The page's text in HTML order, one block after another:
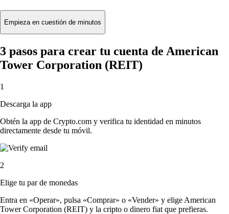
Empieza en cuestión de minutos
3 pasos para crear tu cuenta de American
Tower Corporation (REIT)
1
Descarga la app
Obtén la app de Crypto.com y verifica tu identidad en minutos
directamente desde tu móvil.
2
Elige tu par de monedas
Entra en «Operar», pulsa «Comprar» o «Vender» y elige American
Tower Corporation (REIT) y la cripto o dinero fiat que prefieras.